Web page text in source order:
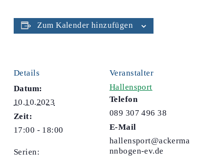
Zum Kalender hinzufügen
Details
Datum:
10.10.2023
Zeit:
17:00 - 18:00
Serien:
Veranstalter
Hallensport
Telefon
089 307 496 38
E-Mail
hallensport@ackerma
nnbogen-ev.de